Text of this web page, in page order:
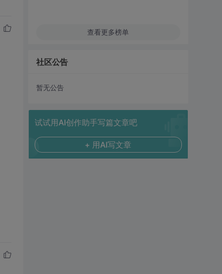
查看更多榜单
社区公告
暂无公告
试试用AI创作助手写篇文章吧
+ 用AI写文章